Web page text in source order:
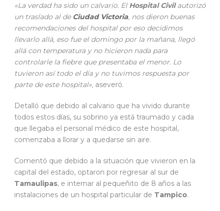
«La verdad ha sido un calvario. El Hospital Civilautorizó
un traslado al de Ciudad Victoria, nos dieron buenas
recomendaciones del hospital por eso decidimos
llevarlo allá, eso fue el domingo por la mañana, llegó
allá con temperatura y no hicieron nada para
controlarle la fiebre que presentaba el menor. Lo
tuvieron así todo el día y no tuvimos respuesta por
parte de este hospital», aseveró.
Detalló que debido al calvario que ha vivido durante
todos estos días, su sobrino ya está traumado y cada
que llegaba el personal médico de este hospital,
comenzaba a llorar y a quedarse sin aire.
Comentó que debido a la situación que vivieron en la
capital del estado, optaron por regresar al sur de
Tamaulipas, e internar al pequeñito de 8 años a las
instalaciones de un hospital particular de Tampico.